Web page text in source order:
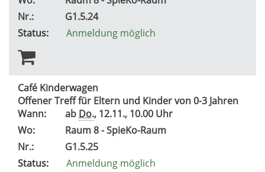
Nr.:
G1.5.24
Status:
Anmeldung möglich
Café Kinderwagen
Offener Treff für Eltern und Kinder von 0-3 Jahren
Wann:
ab Do., 12.11., 10.00 Uhr
Wo:
Raum 8 - SpieKo-Raum
Nr.:
G1.5.25
Status:
Anmeldung möglich